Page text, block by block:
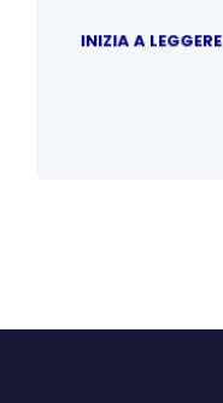
INIZIA A LEGGERE